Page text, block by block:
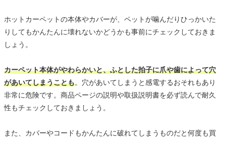
ホットカーペットの本体やカバーが、ペットが噛んだりひっかいた
りしてもかんたんに壊れないかどうかも事前にチェックしておきま
しょう。
カーペット本体がやわらかいと、ふとした拍子に爪や歯によって穴
があいてしまうことも。穴があいてしまうと感電するおそれもあり
非常に危険です。商品ページの説明や取扱説明書を必ず読んで耐久
性もチェックしておきましょう。
また、カバーやコードもかんたんに破れてしまうものだと何度も買